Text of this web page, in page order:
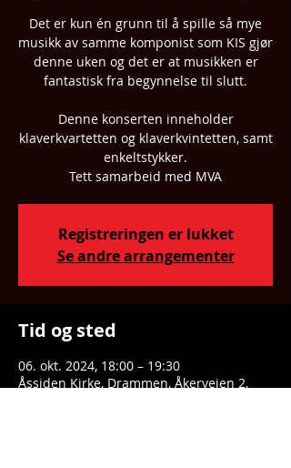
Det er kun én grunn til å spille så mye
musikk av samme komponist som KIS gjør
denne uken og det er at musikken er
fantastisk fra begynnelse til slutt.
Denne konserten inneholder
klaverkvartetten og klaverkvintetten, samt
enkeltstykker.
Tett samarbeid med MVA
Registreringen er lukket
Se andre arrangementer
Tid og sted
06. okt. 2024, 18:00 – 19:30
Åssiden Kirke, Drammen, Åkerveien 2,